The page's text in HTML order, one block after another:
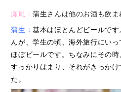
瀬尾：蒲生さんは他のお酒も飲ま
蒲生：基本はほとんどビールで
んが、学生の頃、海外旅行にい
ほぼビールです。ちなみにその
すっかりはまり、それがきっか
た。